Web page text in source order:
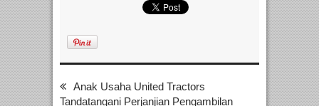
Anak Usaha United Tractors
Tandatangani Perjanjian Pengambilan